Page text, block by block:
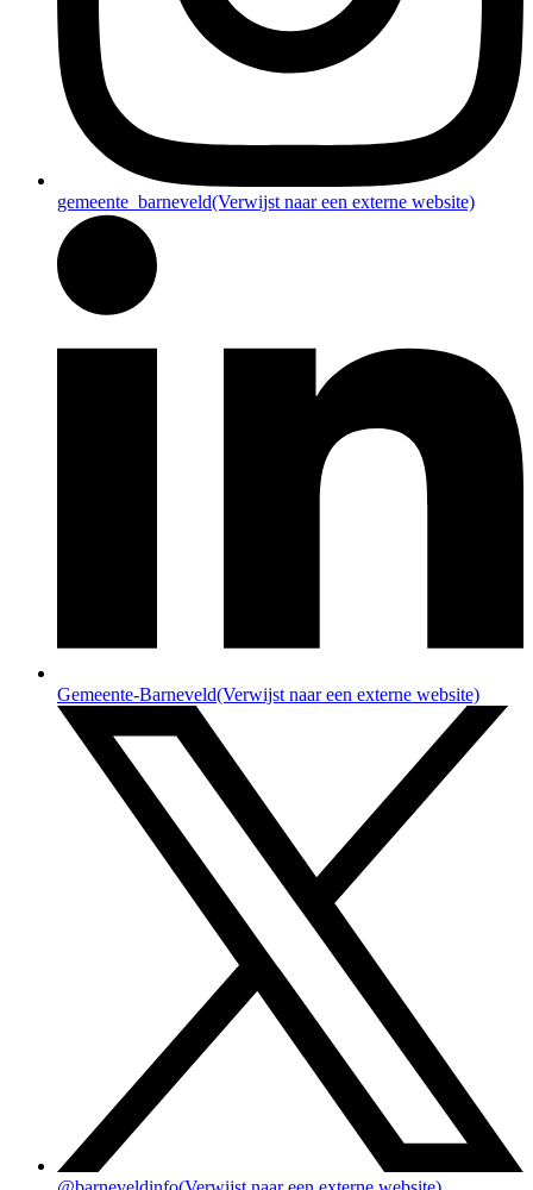
gemeente_barneveld(Verwijst naar een externe website)
Gemeente-Barneveld(Verwijst naar een externe website)